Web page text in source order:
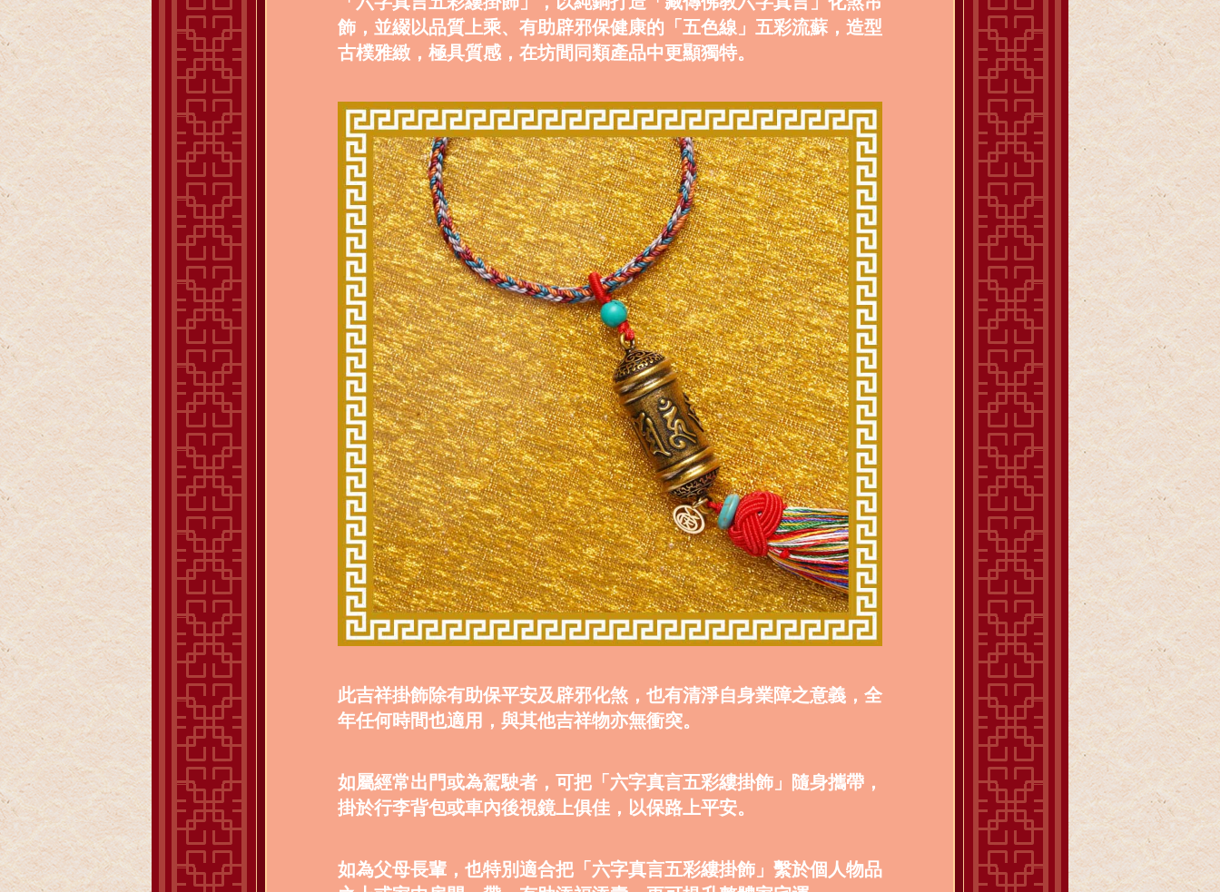
飾，並綴以品質上乘、有助辟邪保健康的「五色線」五彩流蘇，造型
古樸雅緻，極具質感，在坊間同類產品中更顯獨特。
此吉祥掛飾除有助保平安及辟邪化煞，也有清淨自身業障之意義，全
年任何時間也適用，與其他吉祥物亦無衝突。
如屬經常出門或為駕駛者，可把「六字真言五彩縷掛飾」隨身攜帶，
掛於行李背包或車內後視鏡上俱佳，以保路上平安。
如為父母長輩，也特別適合把「六字真言五彩縷掛飾」繫於個人物品